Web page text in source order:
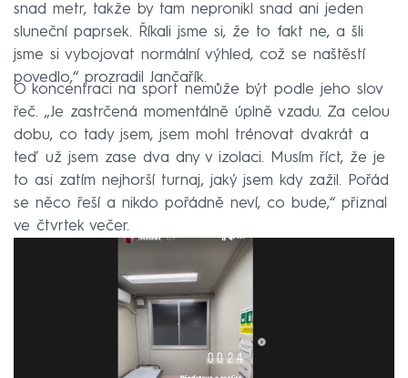
snad metr, takže by tam nepronikl snad ani jeden
sluneční paprsek. Říkali jsme si, že to fakt ne, a šli
jsme si vybojovat normální výhled, což se naštěstí
povedlo,“ prozradil Jančařík.
O koncentraci na sport nemůže být podle jeho slov
řeč. „Je zastrčená momentálně úplně vzadu. Za celou
dobu, co tady jsem, jsem mohl trénovat dvakrát a
teď už jsem zase dva dny v izolaci. Musím říct, že je
to asi zatím nejhorší turnaj, jaký jsem kdy zažil. Pořád
se něco řeší a nikdo pořádně neví, co bude,“ přiznal
ve čtvrtek večer.